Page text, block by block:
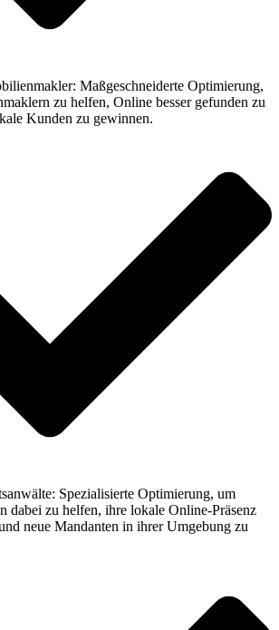
Maßgeschneiderte Optimierung,
zu helfen, Online besser gefunden zu
Kunden zu gewinnen.
Spezialisierte Optimierung, um
dabei zu helfen, ihre lokale Online-Präsenz
neue Mandanten in ihrer Umgebung zu